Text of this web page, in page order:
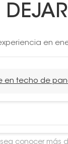
en
en techo de